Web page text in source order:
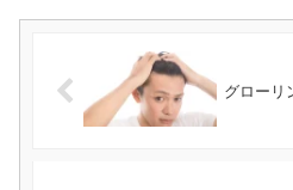
グロー